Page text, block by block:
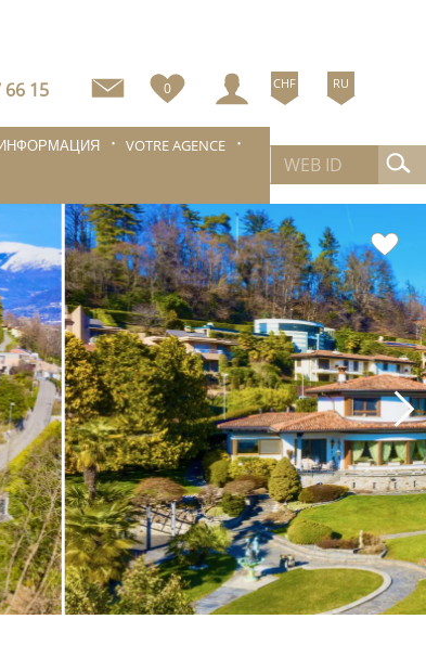
66 15 0 CHF RU
VOTRE AGENCE